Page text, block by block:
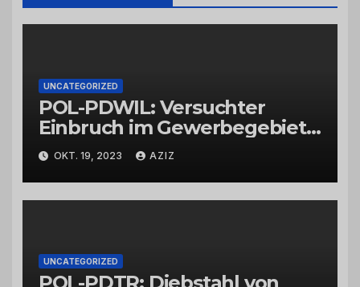
UNCATEGORIZED
POL-PDWIL: Versuchter
Einbruch im Gewerbegebiet
Wittlich
OKT. 19, 2023 AZIZ
UNCATEGORIZED